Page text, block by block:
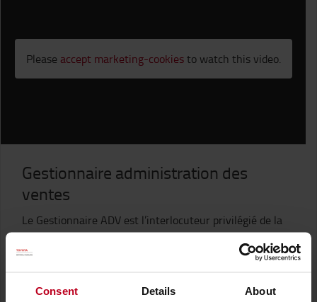
Consent Details About
Please accept marketing-cookiesto watch this video.
Gestionnaire administration des
ventes
Le Gestionnaire ADV est l’interlocuteur privilégié de la
force commerciale de Toyota Material Handling. Il a un
vrai rôle d’accompagnement dans l’atteinte des objectifs
orientées en 3 pôles d’activité : gestion de la prévente,